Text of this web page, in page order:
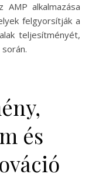
AMP alkalmazása
felgyorsítják a
teljesítményét,
és